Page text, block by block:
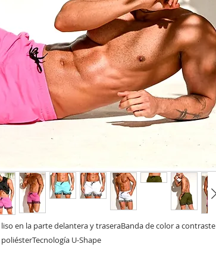
en la parte delantera y traseraBanda de color a contraste
U-Shape